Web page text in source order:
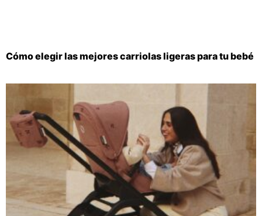
Cómo elegir las mejores carriolas ligeras para tu bebé